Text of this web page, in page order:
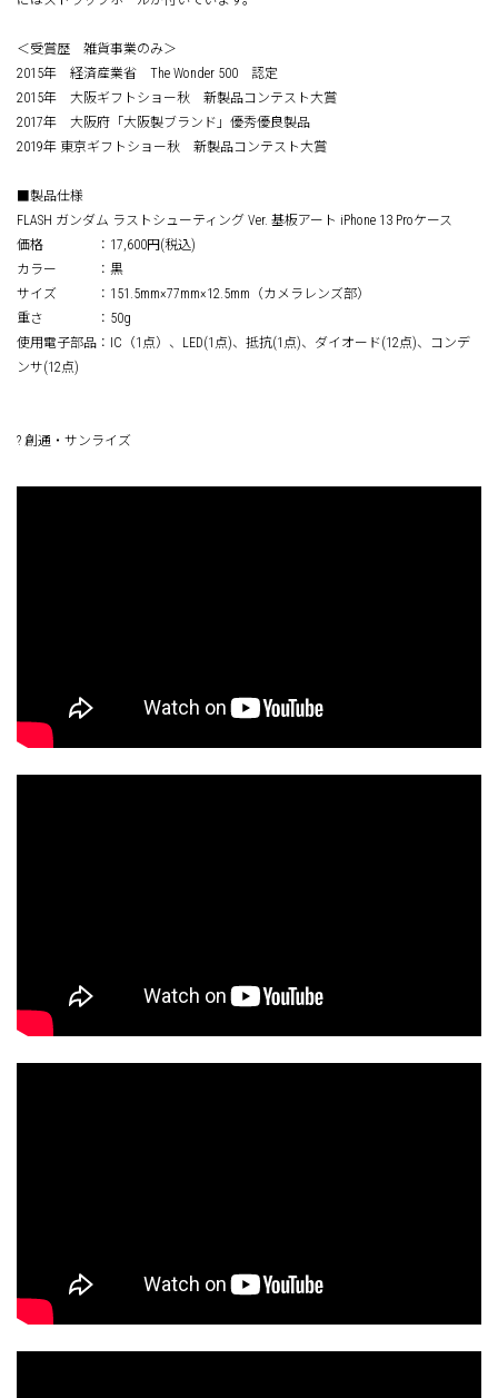
＜受賞歴 雑貨事業のみ＞
2015年 経済産業省 The Wonder 500 認定
2015年 大阪ギフトショー秋 新製品コンテスト大賞
2017年 大阪府「大阪製ブランド」優秀優良製品
2019年 東京ギフトショー秋 新製品コンテスト大賞
■製品仕様
FLASH ガンダム ラストシューティング Ver. 基板アート iPhone 13 Proケース
価格 ：17,600円(税込)
カラー ：黒
サイズ ：151.5mm×77mm×12.5mm（カメラレンズ部）
重さ ：50g
使用電子部品：IC（1点）、LED(1点)、抵抗(1点)、ダイオード(12点)、コンデ
ンサ(12点)
? 創通・サンライズ